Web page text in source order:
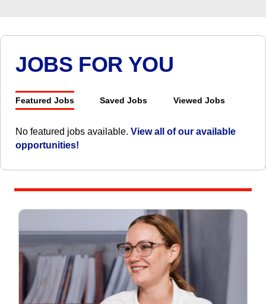
JOBS FOR YOU
Featured Jobs Saved Jobs Viewed Jobs
No featured jobs available. View all of our available
opportunities!